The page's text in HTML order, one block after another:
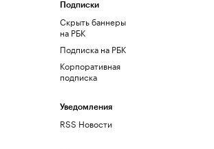
Подписки
Скрыть баннеры
на РБК
Подписка на РБК
Корпоративная
подписка
Уведомления
RSS Новости